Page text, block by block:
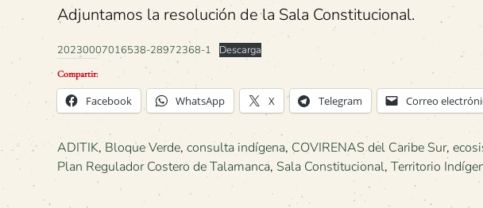
Adjuntamos la resolución de la Sala Constitucional.
20230007016538-28972368-1 Descarga
Compartir:
Facebook WhatsApp X Telegram Correo
ADITIK, Bloque Verde,consulta indígena, COVIRENAS del Caribe Sur,
Plan Regulador Costero de Talamanca, Sala Constitucional, Territorio